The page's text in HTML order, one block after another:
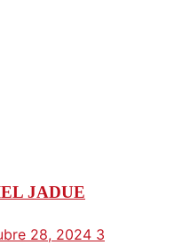
JADUE
28, 2024 3